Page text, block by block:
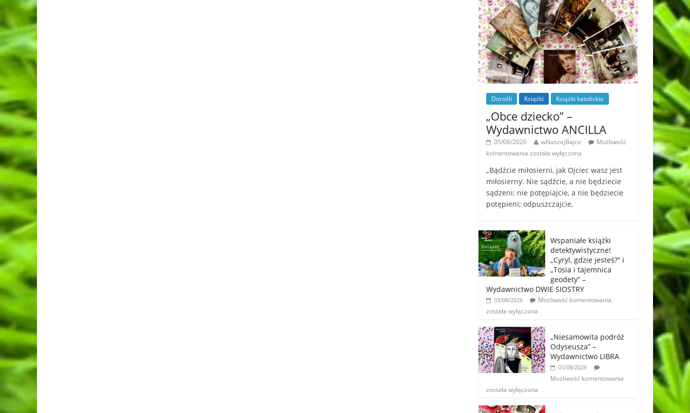
Dorośli Książki Książki katolickie
„Obce dziecko” –
Wydawnictwo ANCILLA
05/08/2026 wNaszejBajce
Możliwość
komentowania została wyłączona
„Bądźcie miłosierni, jak Ojciec wasz jest
miłosierny. Nie sądźcie, a nie będziecie
sądzeni; nie potępiajcie, a nie będziecie
potępieni; odpuszczajcie,
Wspaniałe książki
detektywistyczne!
„Cyryl, gdzie jesteś?” i
„Tosia i tajemnica
geodety” –
Wydawnictwo DWIE SIOSTRY
03/08/2026
Możliwość komentowania
została wyłączona
„Niesamowita podróż
Odyseusza” –
Wydawnictwo LIBRA
01/08/2026
Możliwość komentowania
została wyłączona